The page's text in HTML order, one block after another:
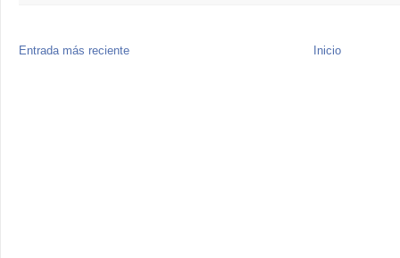
Entrada más reciente Inicio